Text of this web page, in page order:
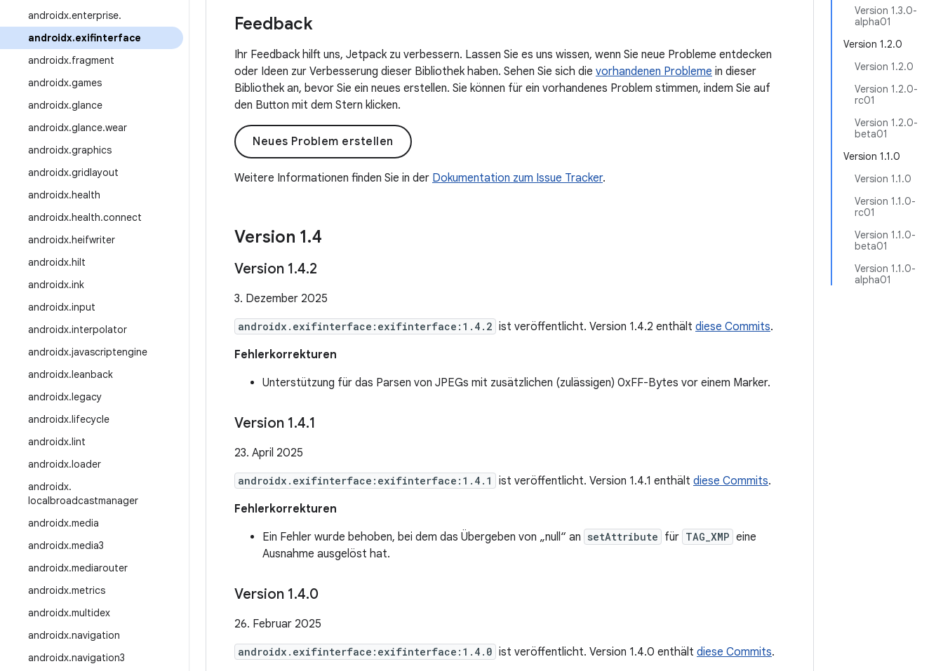
androidx.enterprise.
androidx.exifinterface
androidx.fragment
androidx.games
androidx.glance
androidx.glance.wear
androidx.graphics
androidx.gridlayout
androidx.health
androidx.health.connect
androidx.heifwriter
androidx.hilt
androidx.ink
androidx.input
androidx.interpolator
androidx.javascriptengine
androidx.leanback
androidx.legacy
androidx.lifecycle
androidx.lint
androidx.loader
androidx.
localbroadcastmanager
androidx.media
androidx.media3
androidx.mediarouter
androidx.metrics
androidx.multidex
androidx.navigation
androidx.navigation3
Version 1.3.0-
alpha01
Version 1.2.0
Version 1.2.0
Version 1.2.0-
rc01
Version 1.2.0-
beta01
Version 1.1.0
Version 1.1.0
Version 1.1.0-
rc01
Version 1.1.0-
beta01
Version 1.1.0-
alpha01
Feedback
Ihr Feedback hilft uns, Jetpack zu verbessern. Lassen Sie es uns wissen, wenn Sie neue Probleme entdecken
oder Ideen zur Verbesserung dieser Bibliothek haben. Sehen Sie sich die vorhandenen Probleme in dieser
Bibliothek an, bevor Sie ein neues erstellen. Sie können für ein vorhandenes Problem stimmen, indem Sie auf
den Button mit dem Stern klicken.
Neues Problem erstellen
Weitere Informationen finden Sie in der Dokumentation zum Issue Tracker.
Version 1.4
Version 1.4.2
3. Dezember 2025
androidx.exifinterface:exifinterface:1.4.2 ist veröffentlicht. Version 1.4.2 enthält diese Commits.
Fehlerkorrekturen
Unterstützung für das Parsen von JPEGs mit zusätzlichen (zulässigen) 0xFF-Bytes vor einem Marker.
Version 1.4.1
23. April 2025
androidx.exifinterface:exifinterface:1.4.1 ist veröffentlicht. Version 1.4.1 enthält diese Commits.
Fehlerkorrekturen
Ein Fehler wurde behoben, bei dem das Übergeben von „null“ an setAttribute für TAG_XMP eine
Ausnahme ausgelöst hat.
Version 1.4.0
26. Februar 2025
androidx.exifinterface:exifinterface:1.4.0 ist veröffentlicht. Version 1.4.0 enthält diese Commits.